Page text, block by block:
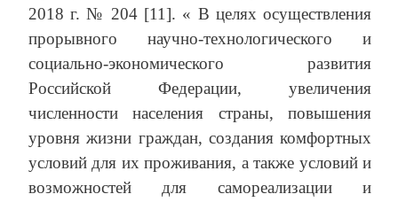
2018 г. № 204 [11]. « В целях осуществления
прорывного научно-технологического и
социально-экономического развития
Российской Федерации, увеличения
численности населения страны, повышения
уровня жизни граждан, создания комфортных
условий для их проживания, а также условий и
возможностей для самореализации и